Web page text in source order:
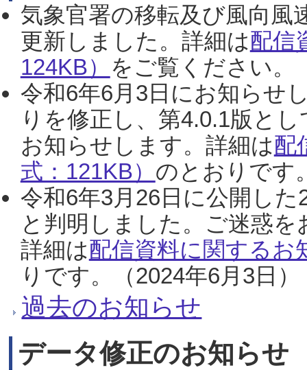
気象官署の移転及び風向風
更新しました。詳細は配信
124KB） をご覧ください。
令和6年6月3日にお知らせ
りを修正し、第4.0.1版と
お知らせします。詳細は配
式：121KB） のとおりです
令和6年3月26日に公開し
と判明しました。ご迷惑
詳細は配信資料に関するお
りです。（2024年6月3日）
過去のお知らせ
データ修正のお知らせ